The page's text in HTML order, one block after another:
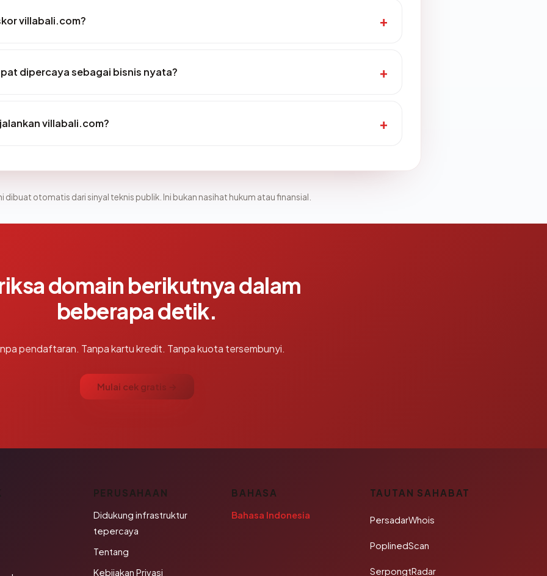
villabali.com?
dipercaya sebagai bisnis nyata?
villabali.com?
dibuat otomatis dari sinyal teknis publik. Ini bukan nasihat hukum atau finansial.
domain berikutnya dalam
beberapa detik.
pendaftaran. Tanpa kartu kredit. Tanpa kuota tersembunyi.
Mulai cek gratis →
PERUSAHAAN
Didukung infrastruktur
tepercaya
Tentang
Kebijakan Privasi
BAHASA
Bahasa Indonesia
TAUTAN SAHABAT
PersadarWhois
PoplinedScan
SerpongtRadar